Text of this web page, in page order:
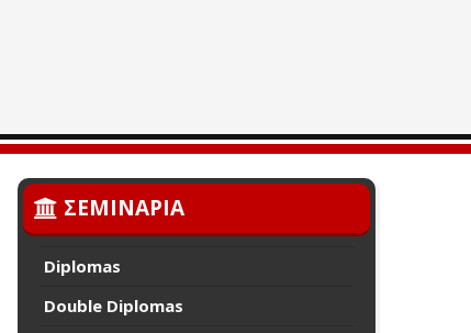
ΣΕΜΙΝΑΡΙΑ
Diplomas
Double Diplomas